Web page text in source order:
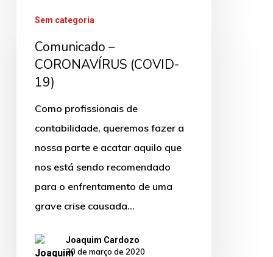
CORONAVÍRUS
(COVID-
Sem categoria
Comunicado –
CORONAVÍRUS (COVID-
19)
Como profissionais de
contabilidade, queremos fazer a
nossa parte e acatar aquilo que
nos está sendo recomendado
para o enfrentamento de uma
grave crise causada…
Joaquim Cardozo
20 de março de 2020